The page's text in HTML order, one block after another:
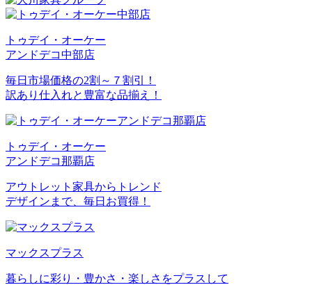
トゥデイ・オーケー
アンドデコ中部店
毎日市場価格の2割～７割引！
訳あり仕入れと豊富な品揃え！
トゥデイ・オーケー
アンドデコ那覇店
アウトレット家具からトレンド
デザインまで、毎日お買得！
マックスプラス
暮らしに彩り・豊かさ・楽しさをプラスして